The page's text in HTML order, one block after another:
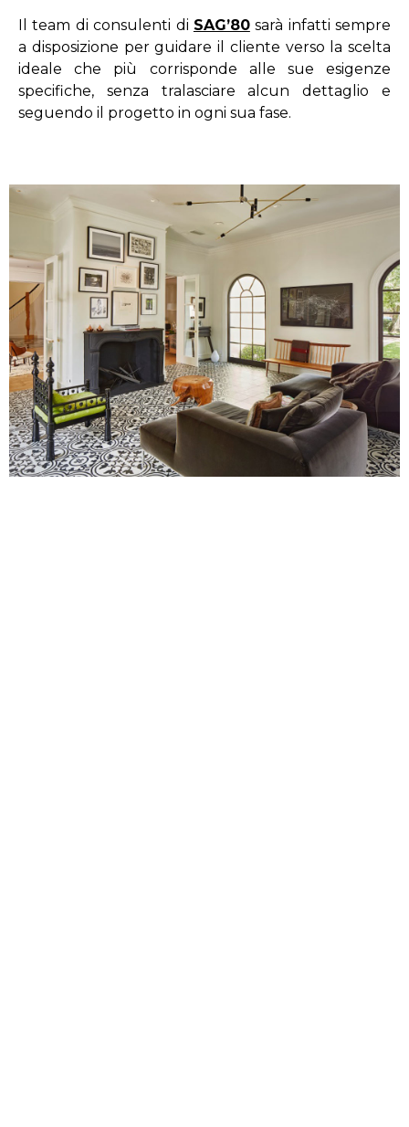
Il team di consulenti di SAG’80sarà infatti sempre
a disposizione per guidare il cliente verso la scelta
ideale che più corrisponde alle sue esigenze
specifiche, senza tralasciare alcun dettaglio e
seguendo il progetto in ogni sua fase.